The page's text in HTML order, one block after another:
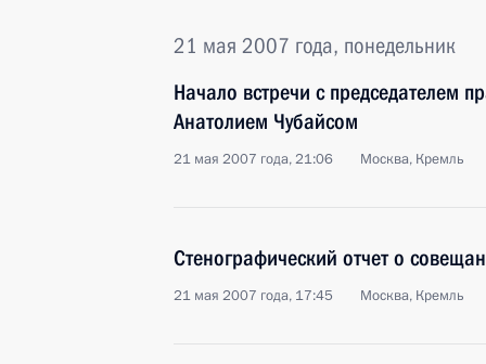
21 мая 2007 года, понедельник
Начало встречи с председателем
Анатолием Чубайсом
21 мая 2007 года, 21:06 Москва, Кремль
Стенографический отчет о
21 мая 2007 года, 17:45 Москва, Кремль